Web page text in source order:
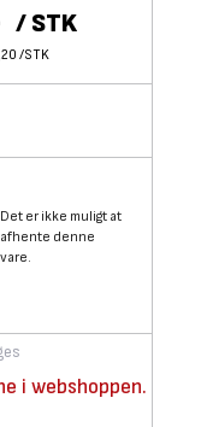
/STK
/STK
Det er ikke muligt at
afhente denne
vare.
i webshoppen.